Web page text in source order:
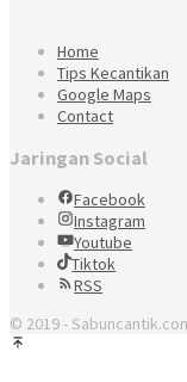
Home
Tips Kecantikan
Google Maps
Contact
Jaringan Social
Facebook
Instagram
Youtube
Tiktok
RSS
© 2019 -